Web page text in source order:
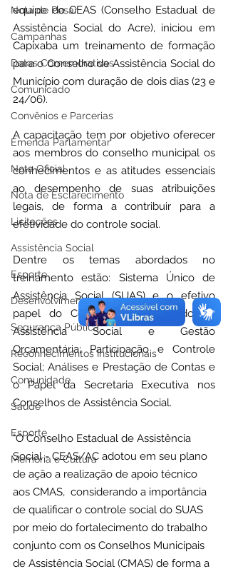
Nota de Pesar
Campanhas
Datas Comemorativas
Comunicado
Convênios e Parcerias
Emenda Parlamentar
Nota Oficial
Nota de Esclarecimento
Licitações
Assistência Social
Esporte
Desenvolvimento Econômico
Segurança Pública
Reconhecimentos Institucionais
Comunidade
Saúde
Esporte
Memória e Cultura
equipe do CEAS (Conselho Estadual de
Assistência Social do Acre), iniciou em
Capixaba um treinamento de formação
para o Conselho de Assistência Social do
Município com duração de dois dias (23 e
24/06).
A capacitação tem por objetivo oferecer
aos membros do conselho municipal os
conhecimentos e as atitudes essenciais
ao desempenho de suas atribuições
legais, de forma a contribuir para a
efetividade do controle social.
Dentre os temas abordados no
treinamento estão: Sistema Único de
Assistência Social (SUAS) e o efetivo
papel do Controle Social; Fundo de
Assistência Social e Gestão
Orçamentária; Participação e Controle
Social; Análises e Prestação de Contas e
o Papel da Secretaria Executiva nos
Conselhos de Assistência Social.
"O Conselho Estadual de Assistência
Social - CEAS/AC adotou em seu plano
de ação a realização de apoio técnico
aos CMAS,  considerando a importância
de qualificar o controle social do SUAS
por meio do fortalecimento do trabalho
conjunto com os Conselhos Municipais
de Assistência Social (CMAS) de forma a